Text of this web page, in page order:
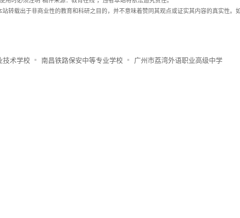
转载出于非商业性的教育和科研之目的，并不意味着赞同其观点或证实其内容的真实性。
技术学校 南昌铁路保安中等专业学校
广州市荔湾外语职业高级中学